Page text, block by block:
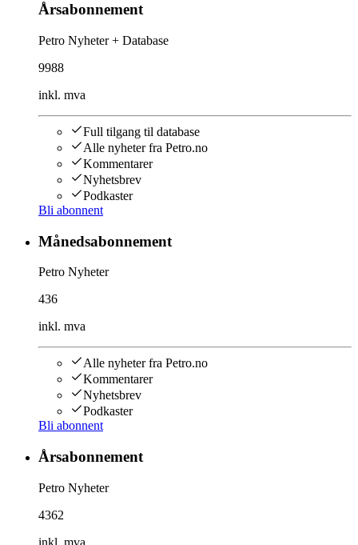
Årsabonnement
Petro Nyheter + Database
9988
inkl. mva
Full tilgang til database
Alle nyheter fra Petro.no
Kommentarer
Nyhetsbrev
Podkaster
Bli abonnent
Månedsabonnement
Petro Nyheter
436
inkl. mva
Alle nyheter fra Petro.no
Kommentarer
Nyhetsbrev
Podkaster
Bli abonnent
Årsabonnement
Petro Nyheter
4362
inkl. mva